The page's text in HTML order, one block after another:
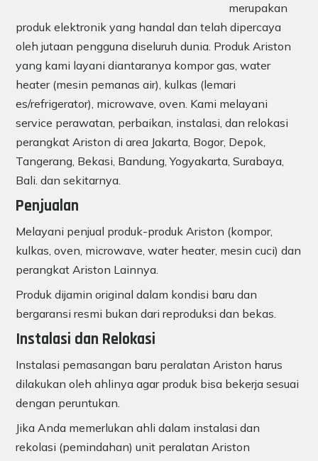
merupakan
produk elektronik yang handal dan telah dipercaya
oleh jutaan pengguna diseluruh dunia. Produk Ariston
yang kami layani diantaranya kompor gas, water
heater (mesin pemanas air), kulkas (lemari
es/refrigerator), microwave, oven. Kami melayani
service perawatan, perbaikan, instalasi, dan relokasi
perangkat Ariston di area Jakarta, Bogor, Depok,
Tangerang, Bekasi, Bandung, Yogyakarta, Surabaya,
Bali. dan sekitarnya.
Penjualan
Melayani penjual produk-produk Ariston (kompor,
kulkas, oven, microwave, water heater, mesin cuci) dan
perangkat Ariston Lainnya.
Produk dijamin original dalam kondisi baru dan
bergaransi resmi bukan dari reproduksi dan bekas.
Instalasi dan Relokasi
Instalasi pemasangan baru peralatan Ariston harus
dilakukan oleh ahlinya agar produk bisa bekerja sesuai
dengan peruntukan.
Jika Anda memerlukan ahli dalam instalasi dan
rekolasi (pemindahan) unit peralatan Ariston